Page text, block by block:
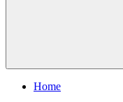
Home